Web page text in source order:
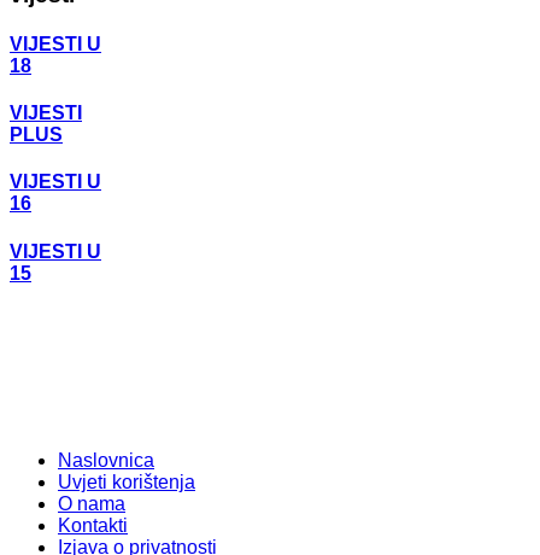
VIJESTI U
18
VIJESTI
PLUS
VIJESTI U
16
VIJESTI U
15
Naslovnica
Uvjeti korištenja
O nama
Kontakti
Izjava o privatnosti